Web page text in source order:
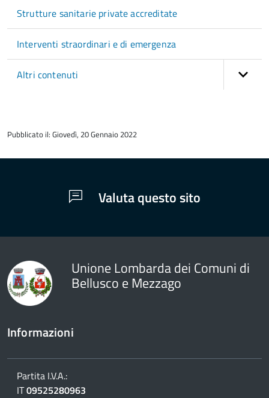
Strutture sanitarie private accreditate
Interventi straordinari e di emergenza
Altri contenuti
del
Pubblicato il: Giovedì, 20 Gennaio 2022
Valuta questo sito
Unione Lombarda dei Comuni di
Bellusco e Mezzago
Informazioni
Partita I.V.A.:
IT09525280963